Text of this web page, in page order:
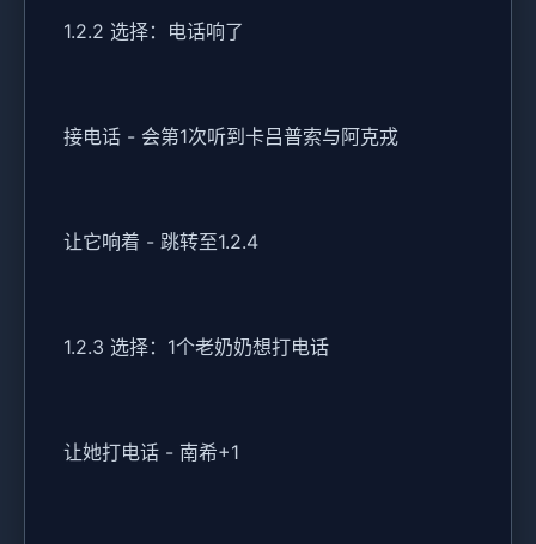
1.2.2 选择：电话响了
接电话 - 会第1次听到卡吕普索与阿克戎
让它响着 - 跳转至1.2.4
1.2.3 选择：1个老奶奶想打电话
让她打电话 - 南希+1